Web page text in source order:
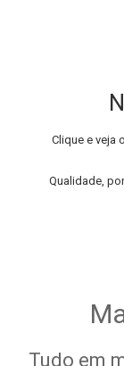
Clique e veja
Qualidade,
Tudo em